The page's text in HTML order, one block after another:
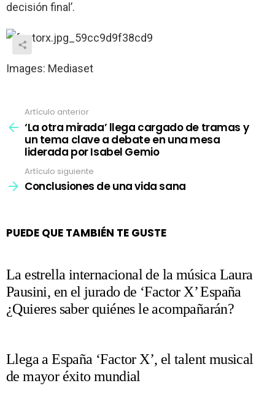
decisión final’.
Images: Mediaset
más
Artículo anterior
‘La otra mirada’ llega cargado de tramas y
un tema clave a debate en una mesa
liderada por Isabel Gemio
Artículo siguiente
Conclusiones de una vida sana
PUEDE QUE TAMBIÉN TE GUSTE
La estrella internacional de la música Laura
Pausini, en el jurado de ‘Factor X’ España
¿Quieres saber quiénes le acompañarán?
Llega a España ‘Factor X’, el talent musical
de mayor éxito mundial